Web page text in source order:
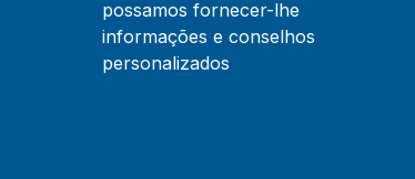
possamos fornecer-lhe
informações e conselhos
personalizados